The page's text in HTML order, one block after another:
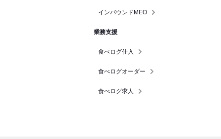
インバウンドMEO
業務支援
食べログ仕入
食べログオーダー
食べログ求人